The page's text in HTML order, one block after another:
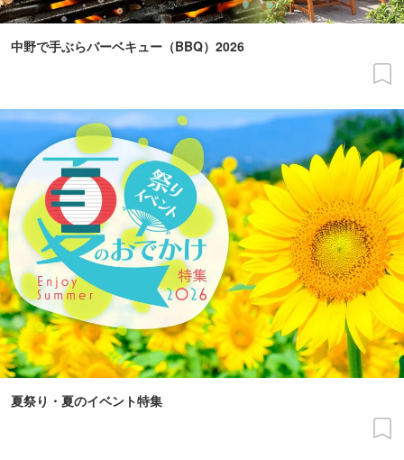
中野で手ぶらバーベキュー（BBQ）2026
夏祭り・夏のイベント特集